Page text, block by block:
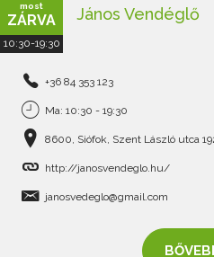
most
ZÁRVA
10:30-19:30
János Vendéglő
+36 84 353 123
Ma: 10:30 - 19:30
8600, Siófok, Szent László utca
http://janosvendeglo.hu/
janosvedeglo@gmail.com